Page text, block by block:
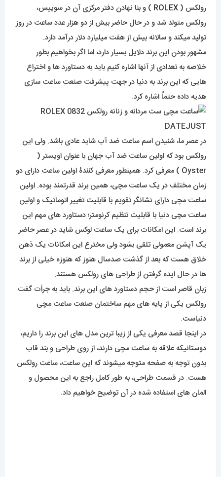
رولکس ( ROLEX ) و بنا نهادن دفتر مرکزی آن در سوییس،
رولکس متولد شد و در حال حاضر بیش از دو هزار عدد ساعت در روز
تولید میکند و سالانه بیش از هفت میلیارد دلار درآمد دارد.
مشهور بودن این برند دلایل بسیار دارد، اما اگر بخواهیم بطور
خلاصه به تعدادی از آنها اشاره کنیم باید به دستاورد ها و اختراع
هایی که این برند به دنیا در جهت پیشرفت صنعت ساعت سازی
هدیه داده حتماً اشاره کرد.
در عصر ما، شنیدن اسم ساعت ضد آب شاید عادی باشد. ولی این
رولکس بود که اولین ساعت ضد آب جهان با عنوان اویستر (
Oyster ) معرفی کرد. همینطور معرفی کنندۀ اولین ساعت دارای دو
زمان مختلف در یک ساعت مچی، همین برند قدرتمند بوده. اولین
ساعت مچی دارای نشانگر تقویم با قابلیت تغییر اتوماتیک و اولین
ساعت مچی دنیا با قابلیت تنظیم کرنومتر؛ دستاورد های مهم این
برند است. این امکانات برای یک ساعت لوکس شاید در عصر حاضر
یک آپشن معمولی تلقی بشود ولی مخترع این امکانات یک ذهن
خلاق هست که بعد از گذشت صدسال هنوز که هنوزه خیلی از برند
ها در حال ایده گرفتن از طراحی های رولکس هستند.
زبان قاصر است از حجم دستاورد های این برند. باید به جرأت گفت
رولکس یکی از پایه های مهم ساختمان صنعت ساعت مچی
دنیاست.
در اینجا قصد معرفی یکی از زیبا ترین مدل های این برند را داریم،
دوستانیکه علاقه به ساعت مچی دارند، از روی طراحی و بند قاب
بدون توجه به صفحه متوجه میشوند که این ساعت، ساعت رولکس
هست. در قسمت طراحی، به طور کامل راجع به این محصول و
المان های استفاده شده در آن توضیح خواهیم داد.